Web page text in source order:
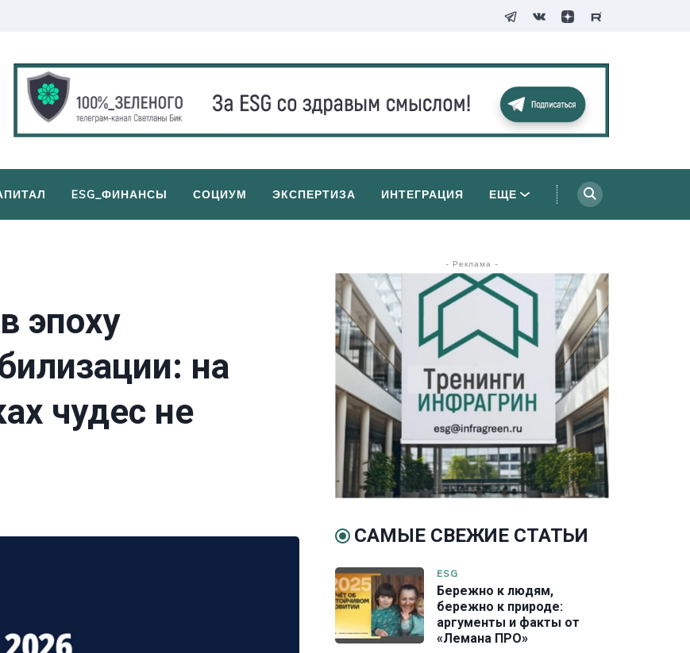
ESG_ФИНАНСЫ СОЦИУМ ЭКСПЕРТИЗА ИНТЕГРАЦИЯ ЕЩЕ
эпоху
на
чудес не
- Реклама -
САМЫЕ СВЕЖИЕ СТАТЬИ
ESG
Бережно к людям,
бережно к природе:
аргументы и факты от
«Лемана ПРО»